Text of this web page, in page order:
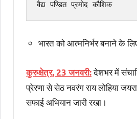
वैद्य पण्डित प्रमोद कौशिक
भारत को आत्मनिर्भर बनाने के
कुरुक्षेत्र, 23 जनवरी:देशभर में
प्रेरणा से सेठ नवरंग राय लोहिया
सफाई अभियान जारी रखा।